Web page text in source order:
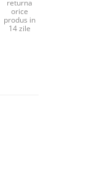
returna
orice
produs in
14 zile